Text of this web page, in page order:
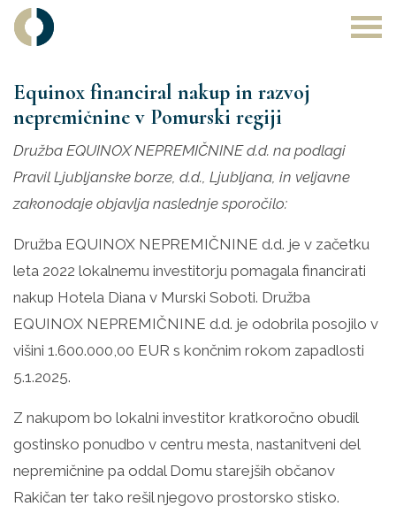
Main Navigation
Equinox financiral nakup in razvoj
nepremičnine v Pomurski regiji
Družba EQUINOX NEPREMIČNINE d.d. na podlagi
Pravil Ljubljanske borze, d.d., Ljubljana, in veljavne
zakonodaje objavlja naslednje sporočilo:
Družba EQUINOX NEPREMIČNINE d.d. je v začetku
leta 2022 lokalnemu investitorju pomagala financirati
nakup Hotela Diana v Murski Soboti. Družba
EQUINOX NEPREMIČNINE d.d. je odobrila posojilo v
višini 1.600.000,00 EUR s končnim rokom zapadlosti
5.1.2025.
Z nakupom bo lokalni investitor kratkoročno obudil
gostinsko ponudbo v centru mesta, nastanitveni del
nepremičnine pa oddal Domu starejših občanov
Rakičan ter tako rešil njegovo prostorsko stisko.